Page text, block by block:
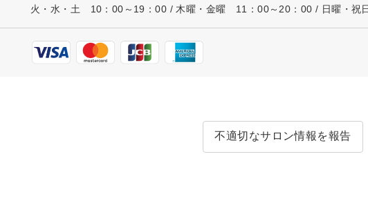
火・水・土 10：00～19：00 / 木曜・金曜 11：00～20：00 / 日曜・
不適切なサロン情報を報告